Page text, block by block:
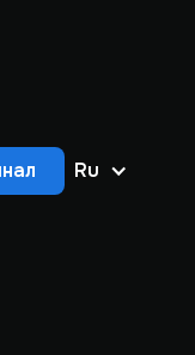
Ru